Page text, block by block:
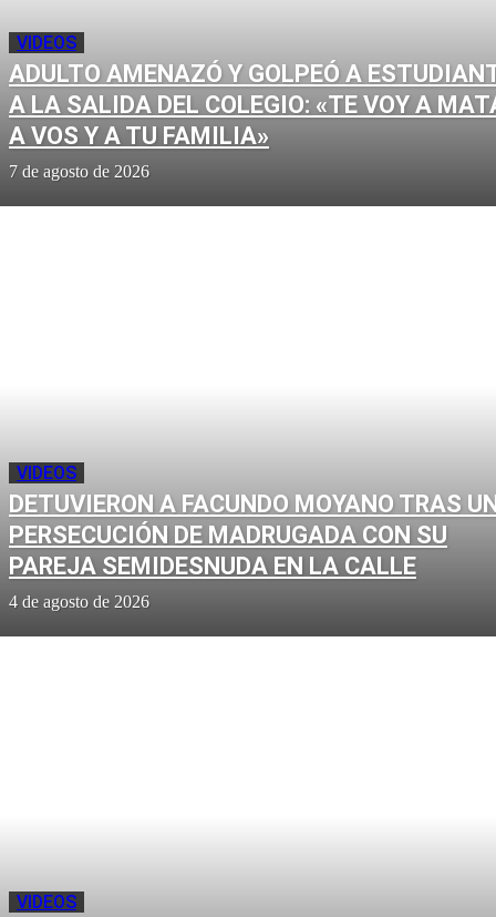
VIDEOS
ADULTO AMENAZÓ Y GOLPEÓ A
A LA SALIDA DEL COLEGIO: «TE VOY A
A VOS Y A TU FAMILIA»
7 de agosto de 2026
VIDEOS
DETUVIERON A FACUNDO MOYANO TRAS
PERSECUCIÓN DE MADRUGADA CON SU
PAREJA SEMIDESNUDA EN LA CALLE
4 de agosto de 2026
VIDEOS